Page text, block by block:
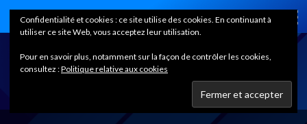
Home
Confidentialité et cookies : ce site utilise des cookies. En continuant à
utiliser ce site Web, vous acceptez leur utilisation.
Pour en savoir plus, notamment sur la façon de contrôler les cookies,
consultez :Politique relative aux cookies